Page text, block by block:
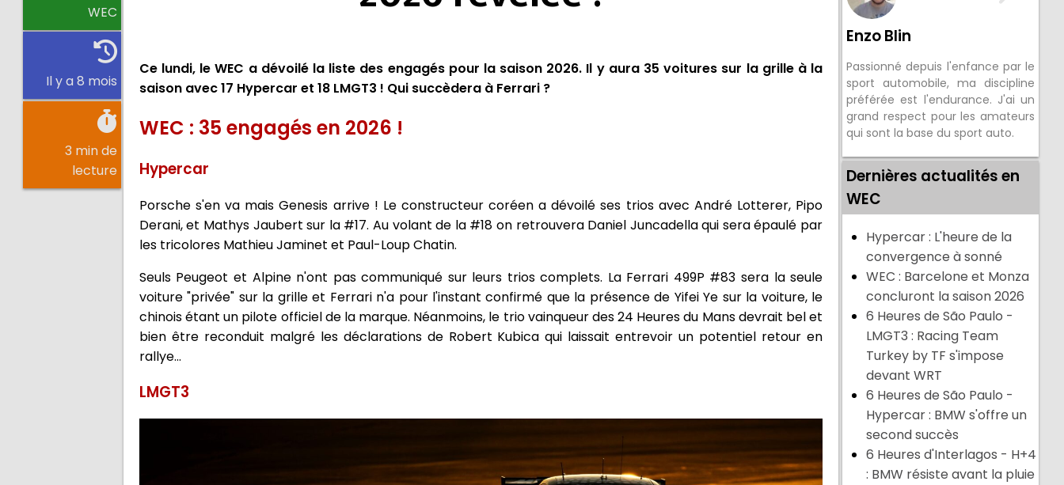
WEC
Il y a 8 mois
3 min de
lecture
Ce lundi, le WEC a dévoilé la liste des engagés pour la saison 2026. Il y aura 35 voitures sur la grille à la
saison avec 17 Hypercar et 18 LMGT3 ! Qui succèdera à Ferrari ?
WEC : 35 engagés en 2026 !
Hypercar
Porsche s'en va mais Genesis arrive ! Le constructeur coréen a dévoilé ses trios avec André Lotterer, Pipo
Derani, et Mathys Jaubert sur la #17. Au volant de la #18 on retrouvera Daniel Juncadella qui sera épaulé par
les tricolores Mathieu Jaminet et Paul-Loup Chatin.
Seuls Peugeot et Alpine n'ont pas communiqué sur leurs trios complets. La Ferrari 499P #83 sera la seule
voiture "privée" sur la grille et Ferrari n'a pour l'instant confirmé que la présence de Yifei Ye sur la voiture, le
chinois étant un pilote officiel de la marque. Néanmoins, le trio vainqueur des 24 Heures du Mans devrait bel et
bien être reconduit malgré les déclarations de Robert Kubica qui laissait entrevoir un potentiel retour en
rallye...
LMGT3
Enzo Blin
Passionné depuis l'enfance par le
sport automobile, ma discipline
préférée est l'endurance. J'ai un
grand respect pour les amateurs
qui sont la base du sport auto.
Dernières actualités en
WEC
Hypercar : L'heure de la
convergence à sonné
WEC : Barcelone et Monza
concluront la saison 2026
6 Heures de São Paulo -
LMGT3 : Racing Team
Turkey by TF s'impose
devant WRT
6 Heures de São Paulo -
Hypercar : BMW s'offre un
second succès
6 Heures d'Interlagos - H+4
: BMW résiste avant la pluie